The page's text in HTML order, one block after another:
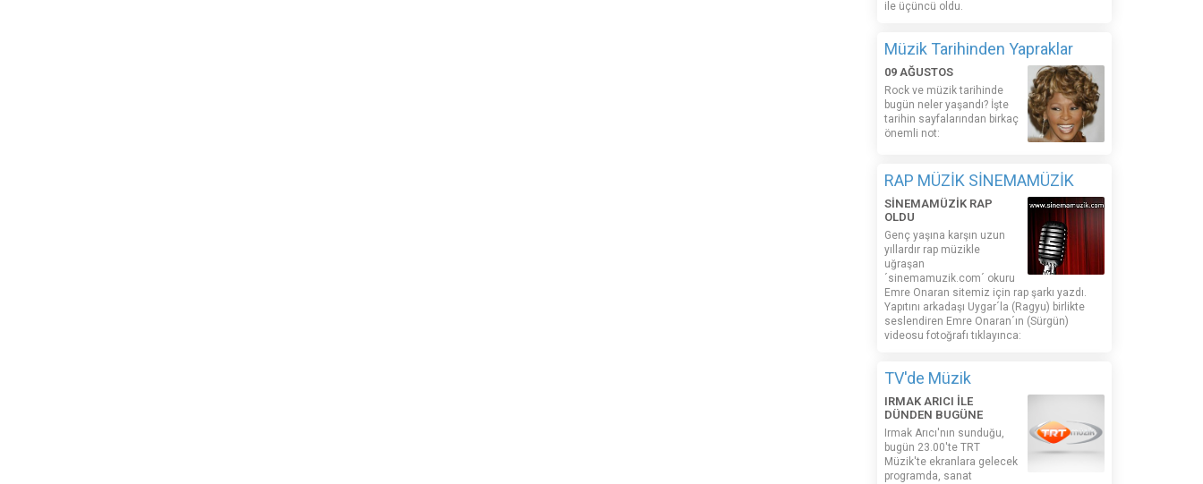
ile üçüncü oldu.
Müzik Tarihinden Yapraklar
09 AĞUSTOS
Rock ve müzik tarihinde
bugün neler yaşandı? İşte
tarihin sayfalarından birkaç
önemli not:
RAP MÜZİK SİNEMAMÜZİK
SİNEMAMÜZİK RAP
OLDU
Genç yaşına karşın uzun
yıllardır rap müzikle
uğraşan
´sinemamuzik.com´ okuru
Emre Onaran sitemiz için rap şarkı yazdı.
Yapıtını arkadaşı Uygar´la (Ragyu) birlikte
seslendiren Emre Onaran´ın (Sürgün)
videosu fotoğrafı tıklayınca:
TV'de Müzik
IRMAK ARICI İLE
DÜNDEN BUGÜNE
Irmak Arıcı'nın sunduğu,
bugün 23.00'te TRT
Müzik'te ekranlara gelecek
programda, sanat